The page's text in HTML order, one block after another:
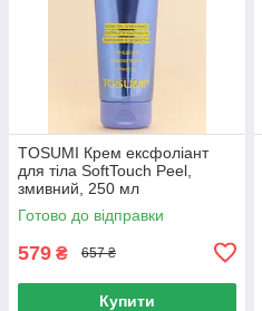
TOSUMI Крем ексфоліант
для тіла SoftTouch Peel,
змивний, 250 мл
Готово до відправки
579 ₴ 657 ₴
Купити